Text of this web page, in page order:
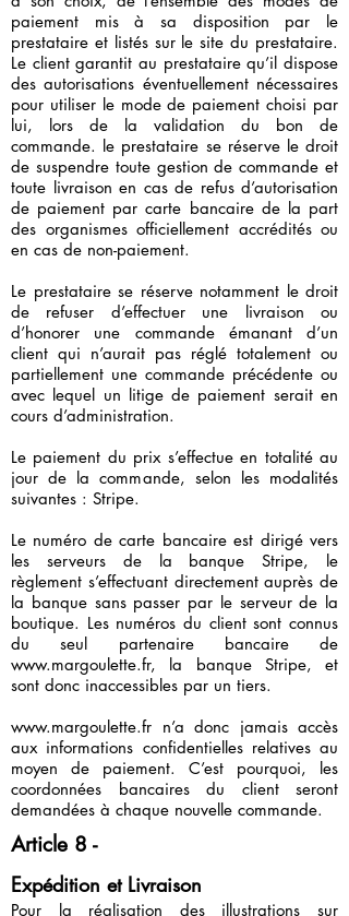
paiement mis à sa disposition par le
prestataire et listés sur le site du prestataire.
Le client garantit au prestataire qu’il dispose
des autorisations éventuellement nécessaires
pour utiliser le mode de paiement choisi par
lui, lors de la validation du bon de
commande. le prestataire se réserve le droit
de suspendre toute gestion de commande et
toute livraison en cas de refus d’autorisation
de paiement par carte bancaire de la part
des organismes officiellement accrédités ou
en cas de non-paiement.
Le prestataire se réserve notamment le droit
de refuser d’effectuer une livraison ou
d’honorer une commande émanant d’un
client qui n’aurait pas réglé totalement ou
partiellement une commande précédente ou
avec lequel un litige de paiement serait en
cours d’administration.
Le paiement du prix s’effectue en totalité au
jour de la commande, selon les modalités
suivantes : Stripe.
Le numéro de carte bancaire est dirigé vers
les serveurs de la banque Stripe, le
règlement s’effectuant directement auprès de
la banque sans passer par le serveur de la
boutique. Les numéros du client sont connus
du seul partenaire bancaire de
www.margoulette.fr, la banque Stripe, et
sont donc inaccessibles par un tiers.
www.margoulette.fr n’a donc jamais accès
aux informations confidentielles relatives au
moyen de paiement. C’est pourquoi, les
coordonnées bancaires du client seront
demandées à chaque nouvelle commande.
Article 8 -
Expédition et Livraison
Pour la réalisation des illustrations sur